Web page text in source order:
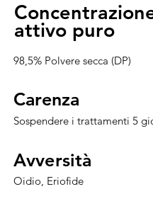
98,5% Polvere secca (DP)
Carenza
Carenza
Sospendere i trattamenti 5
Avversità
Avversità
Oidio, Eriofide
attivo puro
attivo puro